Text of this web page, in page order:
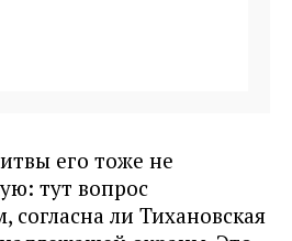
его тоже не
тут вопрос
согласна ли Тихановская